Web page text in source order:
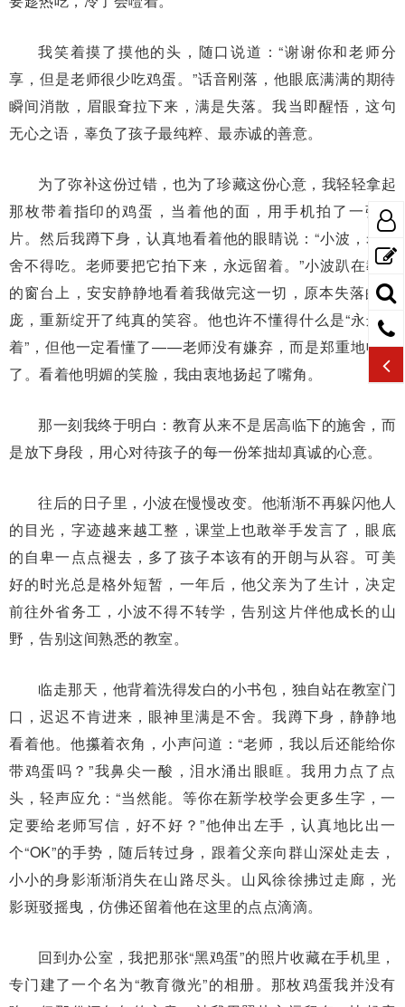
我笑着摸了摸他的头，随口说道：“谢谢你和老师分
享，但是老师很少吃鸡蛋。”话音刚落，他眼底满满的期待
瞬间消散，眉眼耷拉下来，满是失落。我当即醒悟，这句
无心之语，辜负了孩子最纯粹、最赤诚的善意。
为了弥补这份过错，也为了珍藏这份心意，我轻轻拿起
那枚带着指印的鸡蛋，当着他的面，用手机拍了一张照
片。然后我蹲下身，认真地看着他的眼睛说：“小波，老师
舍不得吃。老师要把它拍下来，永远留着。”小波趴在教室
的窗台上，安安静静地看着我做完这一切，原本失落的脸
庞，重新绽开了纯真的笑容。他也许不懂得什么是“永远留
着”，但他一定看懂了——老师没有嫌弃，而是郑重地收下
了。看着他明媚的笑脸，我由衷地扬起了嘴角。
那一刻我终于明白：教育从来不是居高临下的施舍，而
是放下身段，用心对待孩子的每一份笨拙却真诚的心意。
往后的日子里，小波在慢慢改变。他渐渐不再躲闪他人
的目光，字迹越来越工整，课堂上也敢举手发言了，眼底
的自卑一点点褪去，多了孩子本该有的开朗与从容。可美
好的时光总是格外短暂，一年后，他父亲为了生计，决定
前往外省务工，小波不得不转学，告别这片伴他成长的山
野，告别这间熟悉的教室。
临走那天，他背着洗得发白的小书包，独自站在教室门
口，迟迟不肯进来，眼神里满是不舍。我蹲下身，静静地
看着他。他攥着衣角，小声问道：“老师，我以后还能给你
带鸡蛋吗？”我鼻尖一酸，泪水涌出眼眶。我用力点了点
头，轻声应允：“当然能。等你在新学校学会更多生字，一
定要给老师写信，好不好？”他伸出左手，认真地比出一
个“OK”的手势，随后转过身，跟着父亲向群山深处走去，
小小的身影渐渐消失在山路尽头。山风徐徐拂过走廊，光
影斑驳摇曳，仿佛还留着他在这里的点点滴滴。
回到办公室，我把那张“黑鸡蛋”的照片收藏在手机里，
专门建了一个名为“教育微光”的相册。那枚鸡蛋我并没有